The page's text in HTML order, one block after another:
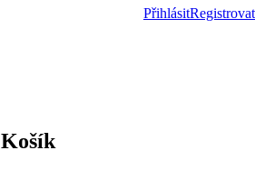
PřihlásitRegistrovat
Košík